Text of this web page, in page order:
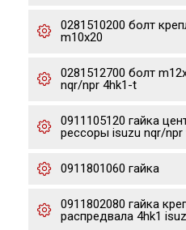
0281510200 болт
m10x20
0281512700 болт
nqr/npr 4hk1-t
0911105120 гайка
рессоры isuzu nqr/npr
0911801060 гайка
0911802080 гайка
распредвала 4hk1